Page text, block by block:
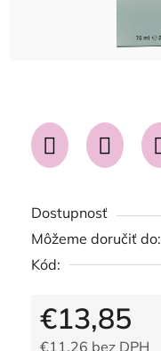
Dostupnosť
Môžeme doručiť do:
Kód:
€13,85
€11,26 bez DPH